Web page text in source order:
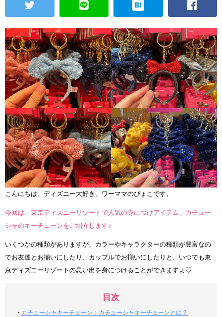
こんにちは、ディズニー大好き、ワーママのぴょこです。
今回は、東京ディズニーリゾートで人気の身につけアイテム、カチュー
シャのキーチェーンをご紹介します♪
いくつかの種類がありますが、カラーやキャラクターの種類が豊富なの
でお友達とお揃いにしたり、カップルでお揃いにしたりと、いつでも東
京ディズニーリゾートの思い出を身につけることができますよ♡
目次
・ カチューシャキーチェーン：カチューシャキーチェーンとは？